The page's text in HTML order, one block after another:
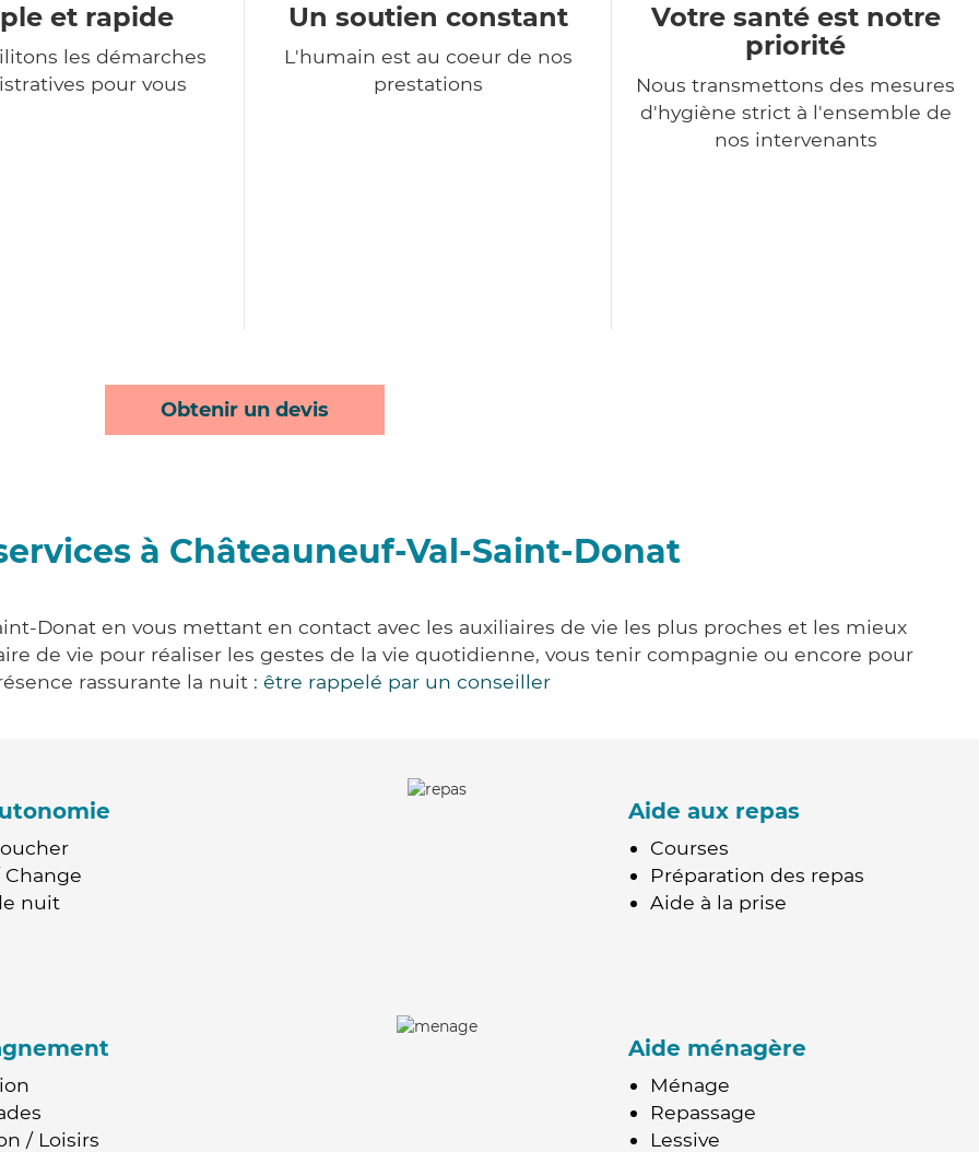
et rapide
les démarches
pour vous
Un soutien constant
L'humain est au coeur de nos
prestations
Votre santé est notre
priorité
Nous transmettons des mesures
d'hygiène strict à l'ensemble de
nos intervenants
Obtenir un devis
à Châteauneuf-Val-Saint-Donat
Donat en vous mettant en contact avec les auxiliaires de vie les plus proches et les mieux
de vie pour réaliser les gestes de la vie quotidienne, vous tenir compagnie ou encore pour
rassurante la nuit : être rappelé par un conseiller
nuit
Aide aux repas
Courses
Préparation des repas
Aide à la prise
/ Loisirs
Aide ménagère
Ménage
Repassage
Lessive